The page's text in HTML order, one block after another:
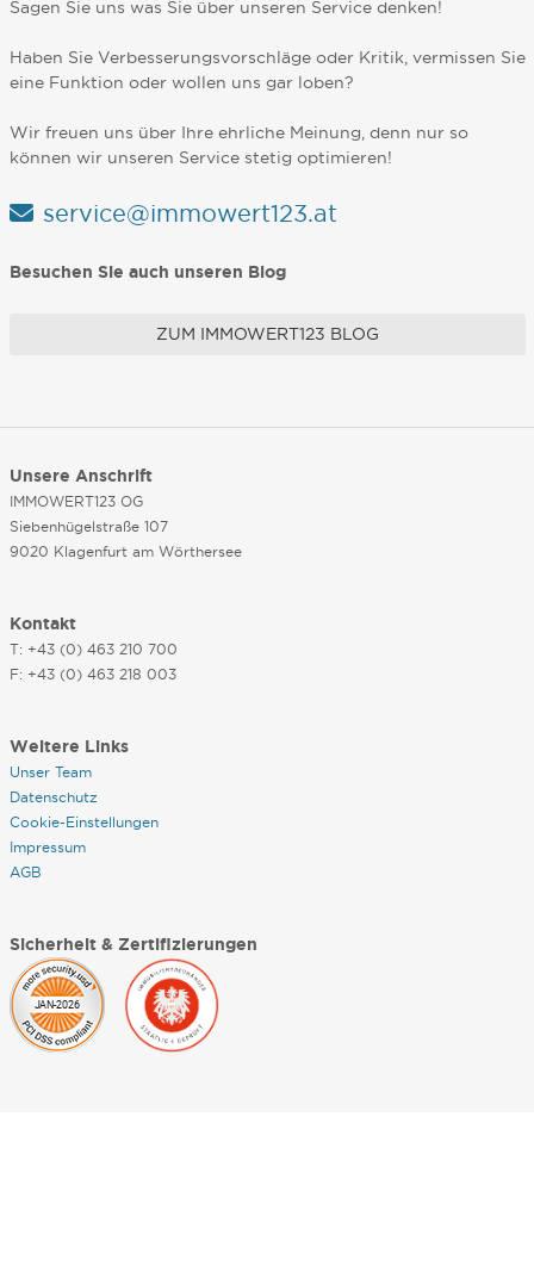
Sagen Sie uns was Sie über unseren Service denken!
Haben Sie Verbesserungsvorschläge oder Kritik, vermissen Sie
eine Funktion oder wollen uns gar loben?
Wir freuen uns über Ihre ehrliche Meinung, denn nur so
können wir unseren Service stetig optimieren!
service@immowert123.at
Besuchen Sie auch unseren Blog
ZUM IMMOWERT123 BLOG
Unsere Anschrift
IMMOWERT123 OG
Siebenhügelstraße 107
9020 Klagenfurt am Wörthersee
Kontakt
T: +43 (0) 463 210 700
F: +43 (0) 463 218 003
Weitere Links
Unser Team
Datenschutz
Cookie-Einstellungen
Impressum
AGB
Sicherheit & Zertifizierungen